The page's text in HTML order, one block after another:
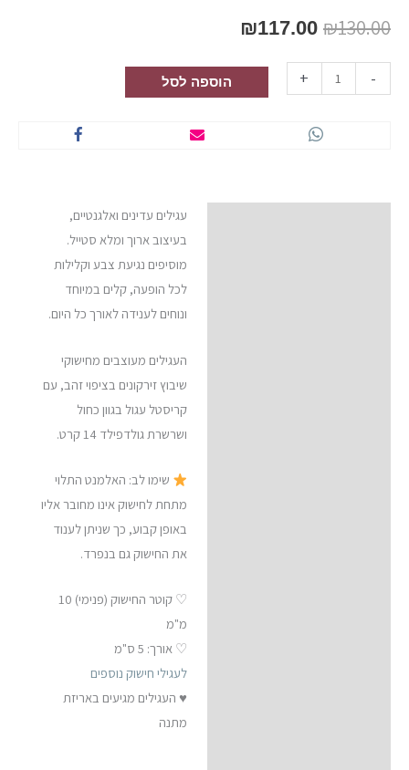
₪130.00
₪117.00
-
+ הוספה לסל
עגילים עדינים ואלגנטיים,
בעיצוב ארוך ומלא סטייל.
מוסיפים נגיעת צבע וקלילות
לכל הופעה, קלים במיוחד
ונוחים לענידה לאורך כל היום.
העגילים מעוצבים מחישוקי
שיבוץ זירקונים בציפוי זהב, עם
קריסטל עגול בגוון כחול
ושרשרת גולדפילד 14 קרט.
שימו לב: האלמנט התלוי
מתחת לחישוק אינו מחובר אליו
באופן קבוע, כך שניתן לענוד
את החישוק גם בנפרד.
♡ קוטר החישוק (פנימי) 10
מ"מ
♡ אורך: 5 ס"מ
לעגילי חישוק נוספים
♥ העגילים מגיעים באריזת
מתנה